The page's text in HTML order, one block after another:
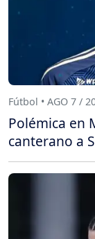
Fútbol • AGO 7 /
Polémica en
canterano a